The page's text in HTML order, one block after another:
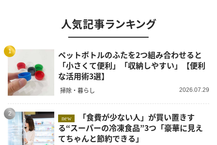
人気記事ランキング
1
ペットボトルのふたを2つ組み合わせると
「小さくて便利」「収納しやすい」【便利
な活用術3選】
掃除・暮らし 2026.07.29
2
new
る“スーパーの冷凍食品”3つ「豪華に見え
てちゃんと節約できる」